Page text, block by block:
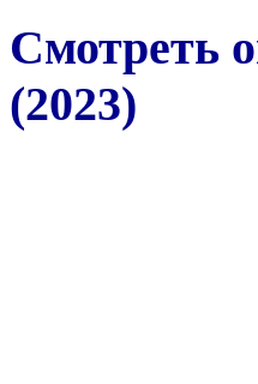
Смотреть
(2023)